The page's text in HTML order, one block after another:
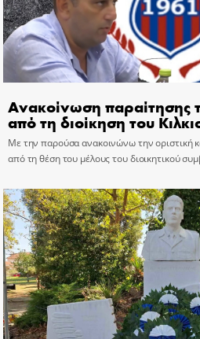
Ανακοίνωση παραίτησης
από τη διοίκηση του
Με την παρούσα ανακοινώνω την οριστική
από τη θέση του μέλους του διοικητικού